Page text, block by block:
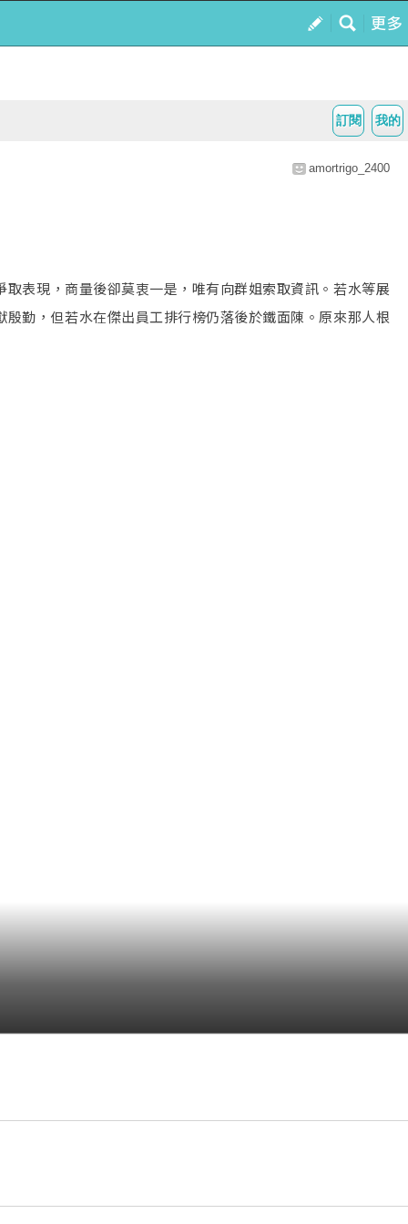
我的
訂閱
amortrigo_2400
表現，商量後卻莫衷一是，唯有向群姐索取資訊。若水等展
勤，但若水在傑出員工排行榜仍落後於鐵面陳。原來那人根